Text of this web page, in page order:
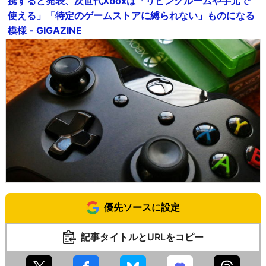
使える」「特定のゲームストアに縛られない」ものになる
模様 - GIGAZINE
優先ソースに設定
記事タイトルとURLをコピー